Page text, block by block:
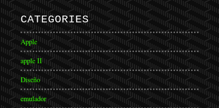
CATEGORIES
Apple
apple II
Diseño
emulador